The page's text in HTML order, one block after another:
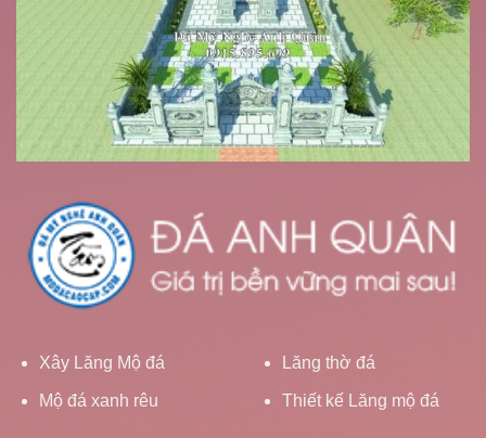
Xây Lăng Mộ đá
Mộ đá xanh rêu
Lăng thờ đá
Thiết kế Lăng mộ đá